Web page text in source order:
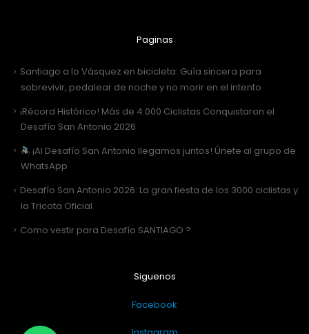
Paginas
Santiago a lo Vásquez en bicicleta: Guía sincera para
sobrevivir, pedalear de noche y no morir en el intento
¡Récord Histórico! Más de 4.000 Ciclistas Conquistaron el
Desafío San Antonio 2026
¡Al Desafío San Antonio llegamos juntos! Únete al grupo de
WhatsApp
Desafío San Antonio 2026: La gran fiesta de los 3000 ciclistas y
la Tricota Oficial
Como vestir para Desafío SANTIAGO ?
Siguenos
Facebook